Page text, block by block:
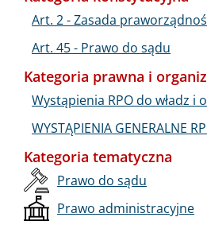
Art. 2 - Zasada
Art. 45 - Prawo do sądu
Kategoria prawna i
Wystąpienia RPO do władz i
WYSTĄPIENIA GENERALNE
Kategoria tematyczna
Prawo do sądu
Prawo administracyjne